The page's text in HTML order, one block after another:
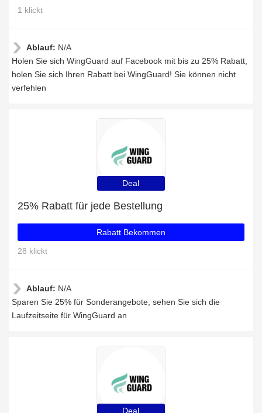
1 klickt
Ablauf: N/A
Holen Sie sich WingGuard auf Facebook mit bis zu 25% Rabatt,
holen Sie sich Ihren Rabatt bei WingGuard! Sie können nicht
verfehlen
Deal
25% Rabatt für jede Bestellung
Rabatt Bekommen
28 klickt
Ablauf: N/A
Sparen Sie 25% für Sonderangebote, sehen Sie sich die
Laufzeitseite für WingGuard an
Deal